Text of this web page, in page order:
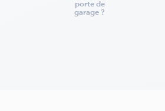
porte de
garage ?